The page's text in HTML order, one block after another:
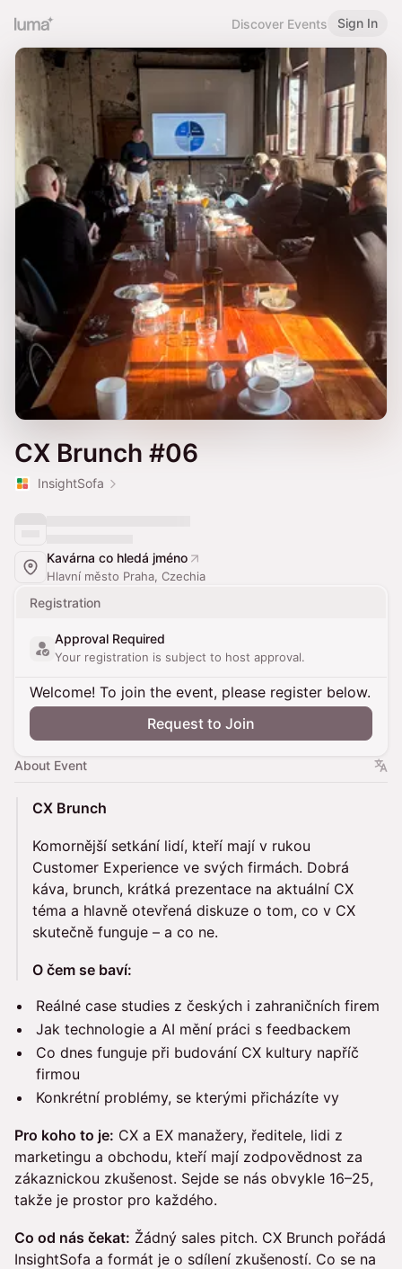
Discover Events Sign In
CX Brunch #06
InsightSofa
Kavárna co hledá jméno
Hlavní město Praha, Czechia
Registration
Approval Required
Your registration is subject to host approval.
Welcome! To join the event, please register below.
Request to Join
About Event
CX Brunch
Komornější setkání lidí, kteří mají v rukou
Customer Experience ve svých firmách. Dobrá
káva, brunch, krátká prezentace na aktuální CX
téma a hlavně otevřená diskuze o tom, co v CX
skutečně funguje – a co ne.
O čem se baví:
Reálné case studies z českých i zahraničních firem
Jak technologie a AI mění práci s feedbackem
Co dnes funguje při budování CX kultury napříč
firmou
Konkrétní problémy, se kterými přicházíte vy
Pro koho to je: CX a EX manažery, ředitele, lidi z
marketingu a obchodu, kteří mají zodpovědnost za
zákaznickou zkušenost. Sejde se nás obvykle 16–25,
takže je prostor pro každého.
Co od nás čekat: Žádný sales pitch. CX Brunch pořádá
InsightSofa a formát je o sdílení zkušeností. Co se na